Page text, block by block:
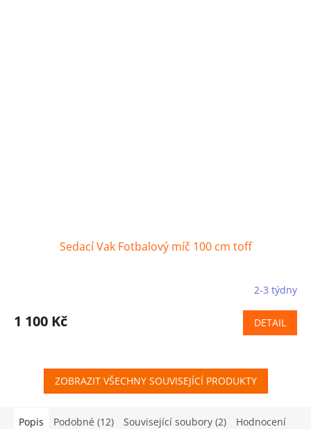
Sedací Vak Fotbalový míč 100 cm toff
2-3 týdny
1 100 Kč DETAIL
ZOBRAZIT VŠECHNY SOUVISEJÍCÍ PRODUKTY
Popis Podobné (12) Související soubory (2) Hodnocení